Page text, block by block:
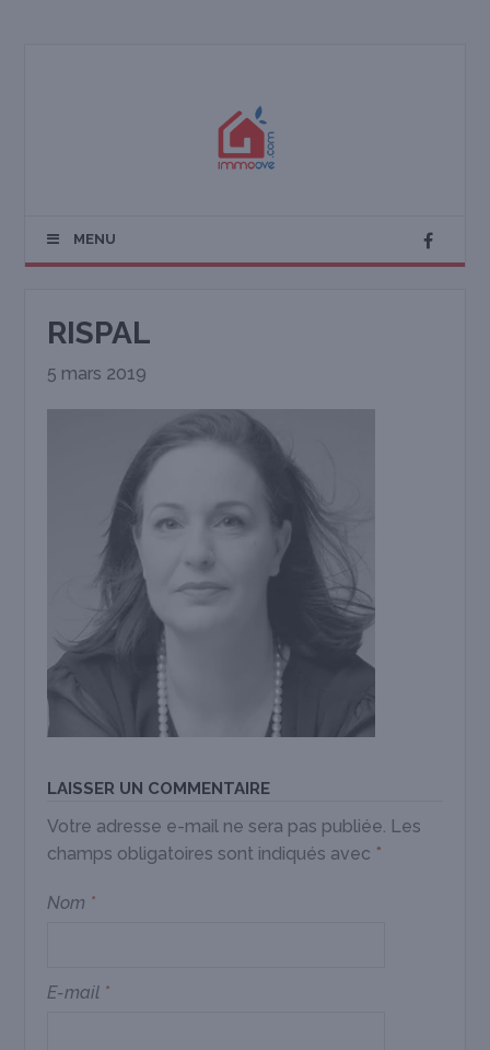
MENU
RISPAL
5 mars 2019
LAISSER UN COMMENTAIRE
Votre adresse e-mail ne sera pas publiée. Les
champs obligatoires sont indiqués avec *
Nom *
E-mail *